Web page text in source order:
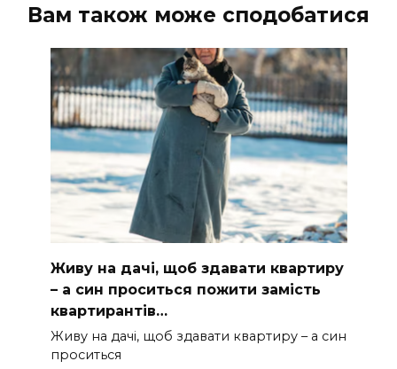
Вам також може сподобатися
Живу на дачі, щоб здавати квартиру
– а син проситься пожити замість
квартирантів…
Живу на дачі, щоб здавати квартиру – а син
проситься